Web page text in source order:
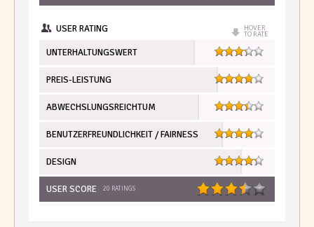
HOVER
TO RATE
USER RATING
UNTERHALTUNGSWERT
PREIS-LEISTUNG
ABWECHSLUNGSREICHTUM
BENUTZERFREUNDLICHKEIT / FAIRNESS
DESIGN
USER SCORE 20 RATINGS